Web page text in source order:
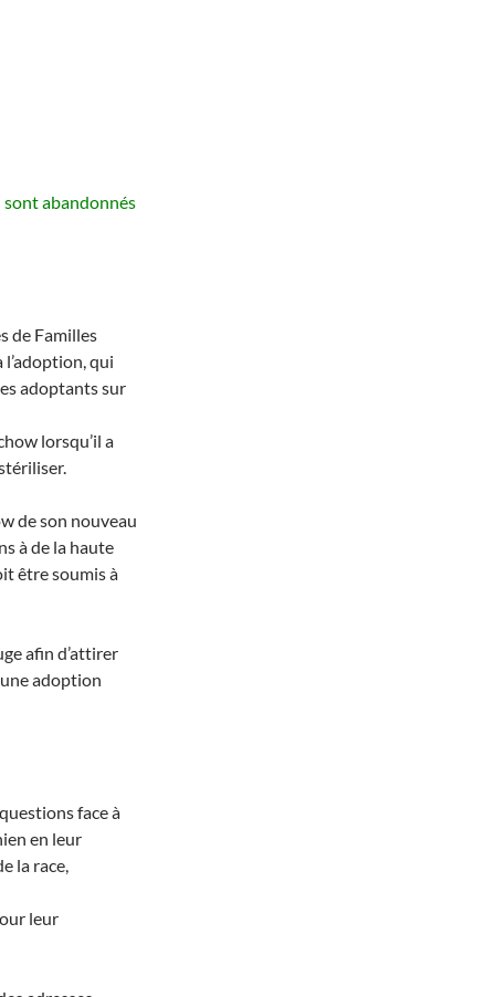
abandonnés
de Familles
l’adoption, qui
adoptants sur
lorsqu’il a
de son nouveau
à de la haute
être soumis à
afin d’attirer
adoption
face à
en leur
la race,
leur